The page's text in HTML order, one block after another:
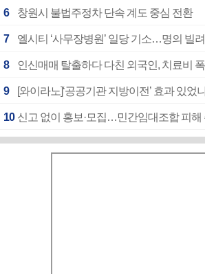
6 창원시 불법주정차 단속 계도 중심 전환
7 엘시티 ‘사무장병원’ 일당 기소…명의 빌
8 인신매매 탈출하다 다친 외국인, 치료비
9 [와이라노]‘공공기관 지방이전’ 효과 있었
10 신고 없이 홍보·모집…민간임대조합 피해